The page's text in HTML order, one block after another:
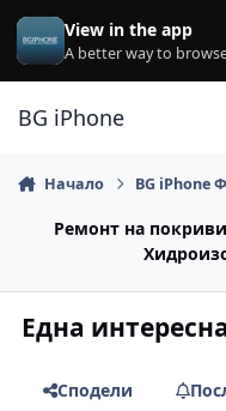
Премини към
View in the app
A better way to
BG iPhone
Начало BG iPhone
Ремонт на
Една
Сподели